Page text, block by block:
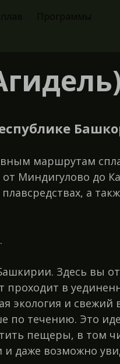
Программы
маршрутам
от Миндигулово до
а
Здесь вы
в
экология и свежий
течению. Это
пещеры, в том
и даже возможно